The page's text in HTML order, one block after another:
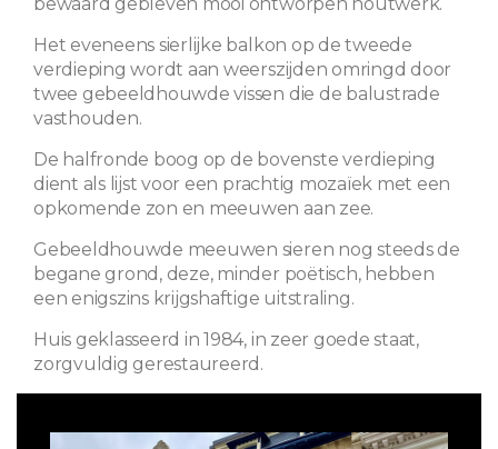
Het eveneens sierlijke balkon op de tweede
verdieping wordt aan weerszijden omringd door
twee gebeeldhouwde vissen die de balustrade
vasthouden.
De halfronde boog op de bovenste verdieping
dient als lijst voor een prachtig mozaïek met een
opkomende zon en meeuwen aan zee.
Gebeeldhouwde meeuwen sieren nog steeds de
begane grond, deze, minder poëtisch, hebben
een enigszins krijgshaftige uitstraling.
Huis geklasseerd in 1984, in zeer goede staat,
zorgvuldig gerestaureerd.